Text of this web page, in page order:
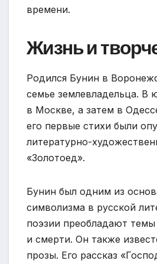
времени.
Жизнь и
Родился Бунин в
семье землевладельца. В
в Москве, а затем в
его первые стихи были
литературно-
«Золотоед».
Бунин был одним из
символизма в русской
поэзии преобладают
и смерти. Он также
прозы. Его рассказ